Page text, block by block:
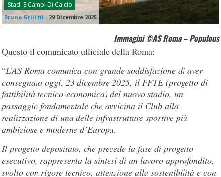
Stadi E Campi Di Calcio
Bruno Grillini - 29 Dicembre 2025
Immagini ©AS Roma – Populous
Questo il comunicato ufficiale della Roma:
“L’AS Roma comunica con grande soddisfazione di aver
consegnato oggi, 23 dicembre 2025, il PFTE (progetto di
fattibilità tecnico-economica) del nuovo stadio, un
passaggio fondamentale che avvicina il Club alla
realizzazione di una delle infrastrutture sportive più
ambiziose e moderne d’Europa.
Il progetto depositato, che precede la fase di progetto
esecutivo, rappresenta la sintesi di un lavoro approfondito,
svolto con rigore tecnico, attenzione alla sostenibilità e con